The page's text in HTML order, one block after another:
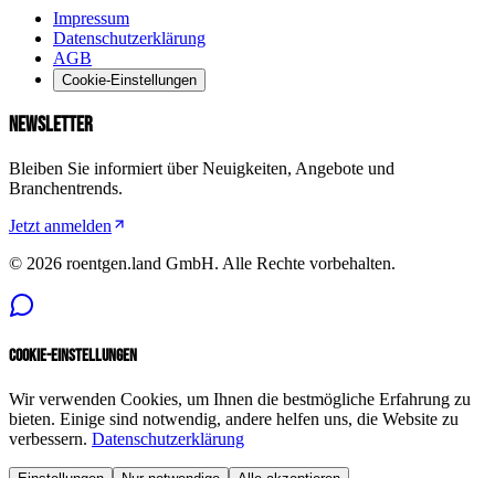
Impressum
Datenschutzerklärung
AGB
Cookie-Einstellungen
NEWSLETTER
Bleiben Sie informiert über Neuigkeiten, Angebote und
Branchentrends.
Jetzt anmelden
© 2026 roentgen.land GmbH. Alle Rechte vorbehalten.
Cookie-Einstellungen
Wir verwenden Cookies, um Ihnen die bestmögliche Erfahrung zu
bieten. Einige sind notwendig, andere helfen uns, die Website zu
verbessern. Datenschutzerklärung